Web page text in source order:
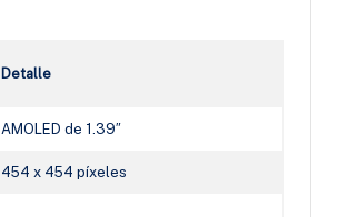
Detalle
AMOLED de 1.39″
454 x 454 píxeles